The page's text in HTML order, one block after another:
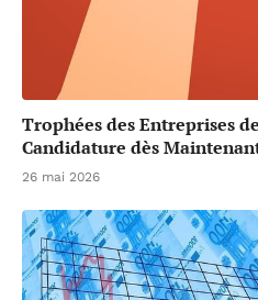
Trophées des Entreprises
Candidature dès
26 mai 2026